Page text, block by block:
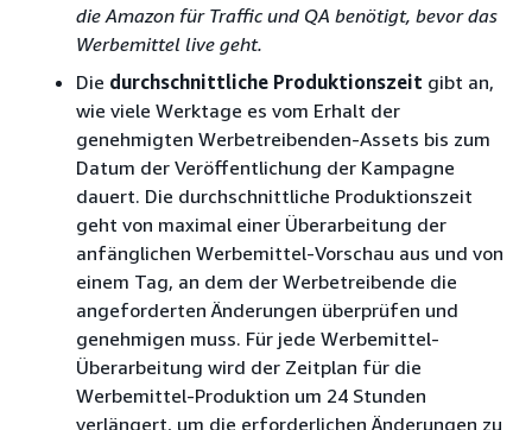
die Amazon für Traffic und QA benötigt, bevor das
Werbemittel live geht.
Die durchschnittliche Produktionszeit gibt an,
wie viele Werktage es vom Erhalt der
genehmigten Werbetreibenden-Assets bis zum
Datum der Veröffentlichung der Kampagne
dauert. Die durchschnittliche Produktionszeit
geht von maximal einer Überarbeitung der
anfänglichen Werbemittel-Vorschau aus und von
einem Tag, an dem der Werbetreibende die
angeforderten Änderungen überprüfen und
genehmigen muss. Für jede Werbemittel-
Überarbeitung wird der Zeitplan für die
Werbemittel-Produktion um 24 Stunden
verlängert, um die erforderlichen Änderungen zu